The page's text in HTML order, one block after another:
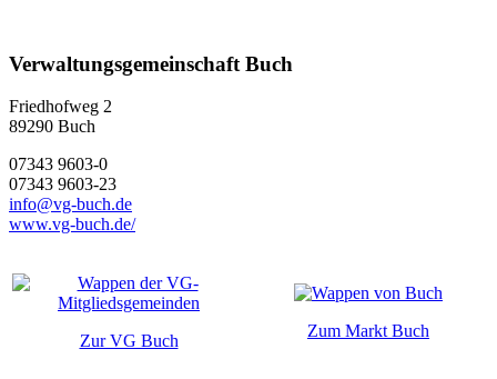
Verwaltungsgemeinschaft Buch
Friedhofweg 2
89290 Buch
07343 9603-0
07343 9603-23
info@vg-buch.de
www.vg-buch.de/
Zur VG Buch
Zum Markt Buch